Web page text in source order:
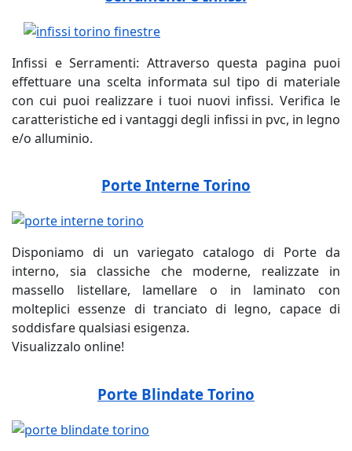
Infissi e Serramenti: Attraverso questa pagina puoi
effettuare una scelta informata sul tipo di materiale
con cui puoi realizzare i tuoi nuovi infissi. Verifica le
caratteristiche ed i vantaggi degli infissi in pvc, in legno
e/o alluminio.
Porte Interne Torino
Disponiamo di un variegato catalogo di Porte da
interno, sia classiche che moderne, realizzate in
massello listellare, lamellare o in laminato con
molteplici essenze di tranciato di legno, capace di
soddisfare qualsiasi esigenza.
Visualizzalo online!
Porte Blindate Torino